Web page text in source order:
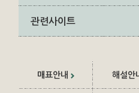
관련사이트
매표안내 해설안